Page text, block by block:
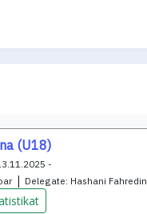
(U18)
-
| Delegate: Hashani Fahredin